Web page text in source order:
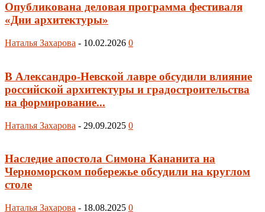
Опубликована деловая программа фестиваля
«Дни архитектуры»
Наталья Захарова - 10.02.2026 0
В Александро-Невской лавре обсудили влияние
российской архитектуры и градостроительства
на формирование...
Наталья Захарова - 29.09.2025 0
Наследие апостола Симона Кананита на
Черноморском побережье обсудили на круглом
столе
Наталья Захарова - 18.08.2025 0